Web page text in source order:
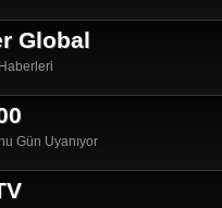
Global
Gün Uyanıyor